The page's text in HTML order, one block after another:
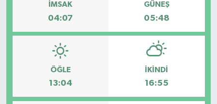
İMSAK
04:07
GÜNEŞ
05:48
ÖĞLE
13:04
İKINDI
16:55